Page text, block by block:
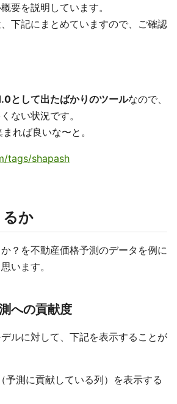
要を説明しています。
下記にまとめていますので、ご確認
として出たばかりのツールなので、
ない状況です。
れば良いな〜と。
tags/shapash
か
？を不動産価格予測のデータを例に
います。
への貢献度
ルに対して、下記を表示することが
予測に貢献している列）を表示する